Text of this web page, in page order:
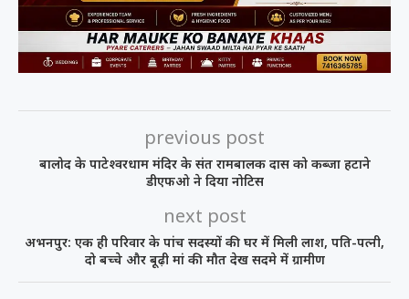
previous post
बालोद के पाटेश्वरधाम मंदिर के संत रामबालक दास को कब्जा हटाने
डीएफओ ने दिया नोटिस
next post
अभनपुर: एक ही परिवार के पांच सदस्यों की घर में मिली लाश, पति-पत्नी,
दो बच्चे और बूढ़ी मां की मौत देख सदमे में ग्रामीण